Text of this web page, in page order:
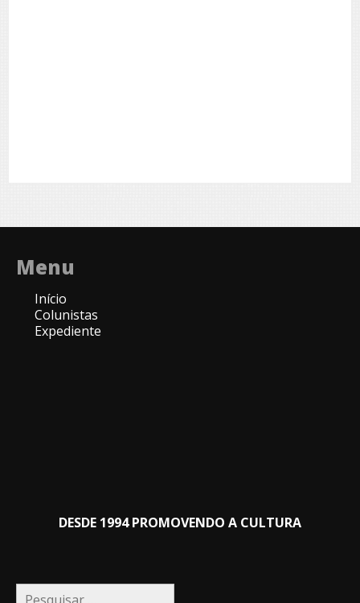
Menu
Início
Colunistas
Expediente
DESDE 1994 PROMOVENDO A CULTURA
Pesquisar